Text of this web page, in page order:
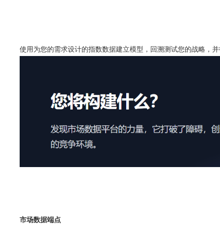
使用为您的需求设计的指数数据建立模型，回溯测试您的战略，
市场数据端点